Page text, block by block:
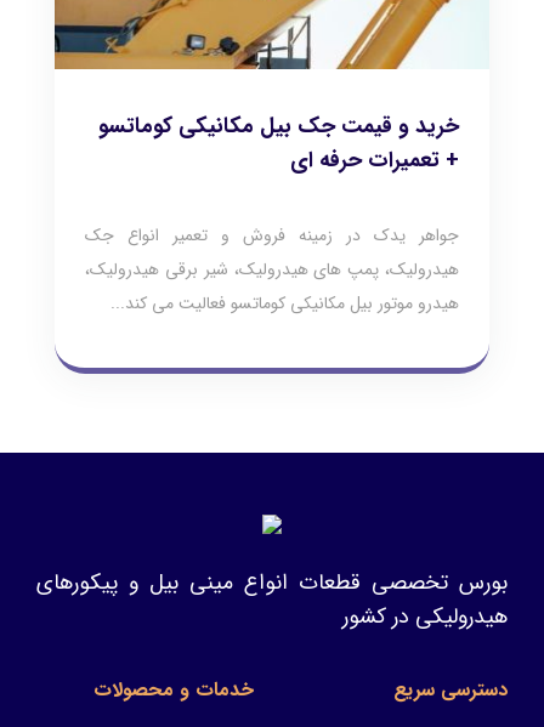
خرید و قیمت جک بیل مکانیکی کوماتسو
+ تعمیرات حرفه ای
جواهر یدک در زمینه فروش و تعمیر انواع جک
هیدرولیک، پمپ های هیدرولیک، شیر برقی هیدرولیک،
هیدرو موتور بیل مکانیکی کوماتسو فعالیت می کند...
بورس تخصصی قطعات انواع مینی بیل و پیکورهای
هیدرولیکی در کشور
دسترسی سریع خدمات و محصولات